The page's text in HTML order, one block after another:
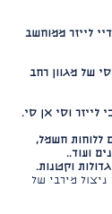
לייזר ממוחשב
סי של מגוון רחב
לייזר וסי אן סי.
ללוחות חשמל,
ועוד..
וקטנות.
מירבי של